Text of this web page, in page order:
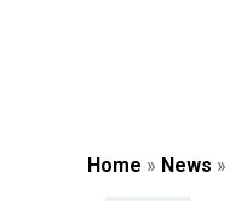
Home » News »